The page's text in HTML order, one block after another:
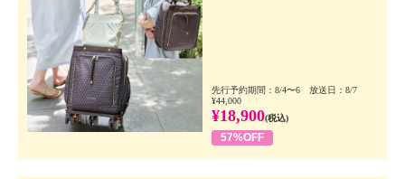
先行予約期間：8/4〜6 放送日：8/7
¥44,000
¥18,900(税込)
57%OFF